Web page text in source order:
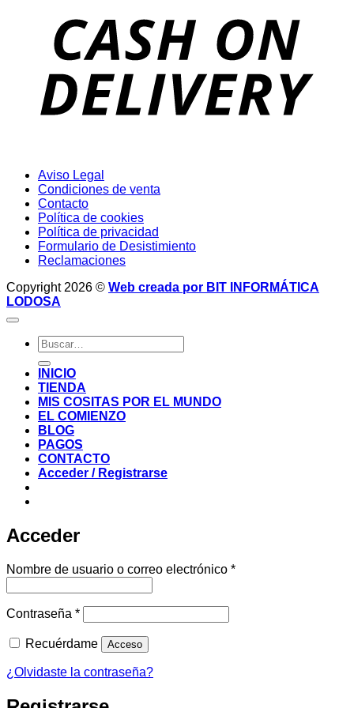
Aviso Legal
Condiciones de venta
Contacto
Política de cookies
Política de privacidad
Formulario de Desistimiento
Reclamaciones
Copyright 2026 © Web creada por BIT INFORMÁTICA
LODOSA
Buscar
por:
INICIO
TIENDA
MIS COSITAS POR EL MUNDO
EL COMIENZO
BLOG
PAGOS
CONTACTO
Acceder / Registrarse
Acceder
Nombre de usuario o correo electrónico *Obligatorio
Contraseña *Obligatorio
Recuérdame Acceso
¿Olvidaste la contraseña?